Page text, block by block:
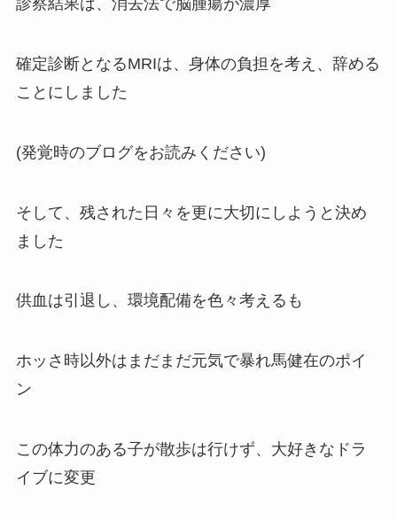
診察結果は、消去法で脳腫瘍が濃厚
確定診断となるMRIは、身体の負担を考え、辞める
ことにしました
(発覚時のブログをお読みください)
そして、残された日々を更に大切にしようと決め
ました
供血は引退し、環境配備を色々考えるも
ホッさ時以外はまだまだ元気で暴れ馬健在のポイ
ン
この体力のある子が散歩は行けず、大好きなドラ
イブに変更